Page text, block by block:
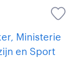
Ministerie
en Sport